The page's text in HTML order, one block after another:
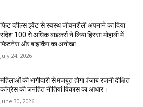
फिट व्हील्स इवेंट से स्वस्थ जीवनशैली अपनाने का दिया
संदेश 100 से अधिक बाइकर्स ने लिया हिस्सा मोहाली में
फिटनेस और बाइकिंग का अनोखा...
July 24, 2026
महिलाओं की भागीदारी से मजबूत होगा पंजाब रजनी दीक्षित
कांग्रेस की जनहित नीतियां विकास का आधार।
June 30, 2026